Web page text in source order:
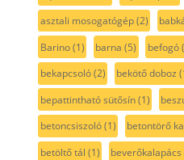
asztali mosogatógép(2)
Barino(1) barna (5) befogó
bekapcsoló(2) bekötő doboz
bepattintható sütősín(1)
betoncsiszoló(1) betontörő
betöltő tál (1) beverőkalapács